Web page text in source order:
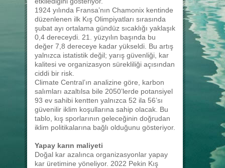
1924 yılında Fransa’nın Chamonix kentinde
düzenlenen ilk Kış Olimpiyatları sırasında
şubat ayı ortalama gündüz sıcaklığı yaklaşık
0,4 dereceydi. 21. yüzyılın başında bu
değer 7,8 dereceye kadar yükseldi. Bu artış
yalnızca istatistik değil; yarış güvenliği, kar
kalitesi ve organizasyon sürekliliği açısından
ciddi bir risk.
Climate Central’ın analizine göre, karbon
salımları azaltılsa bile 2050’lerde potansiyel
93 ev sahibi kentten yalnızca 52 ila 56’sı
güvenilir iklim koşullarına sahip olacak. Bu
tablo, kış sporlarının geleceğinin doğrudan
iklim politikalarına bağlı olduğunu gösteriyor.
Yapay karın maliyeti
Doğal kar azalınca organizasyonlar yapay
kar üretimine yöneliyor. 2022 Pekin Kış